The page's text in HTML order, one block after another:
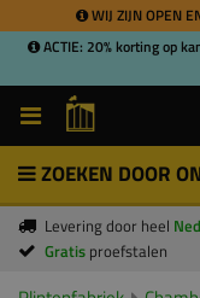
WIJ ZIJN OPEN
ACTIE: 20% korting op
ZOEKEN DOOR
Levering door heel
Gratis proefstalen